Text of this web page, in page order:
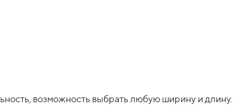
возможность выбрать любую ширину и длину.